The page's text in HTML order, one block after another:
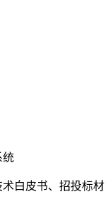
统
白皮书、招投标材